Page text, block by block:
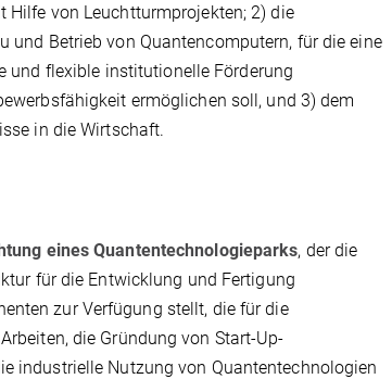
Hilfe von Leuchtturmprojekten; 2) die
und Betrieb von Quantencomputern, für die eine
und flexible institutionelle Förderung
ermöglichen soll, und 3) dem
in die Wirtschaft.
eines Quantentechnologieparks, der die
für die Entwicklung und Fertigung
zur Verfügung stellt, die für die
die Gründung von Start-Up-
industrielle Nutzung von Quantentechnologien